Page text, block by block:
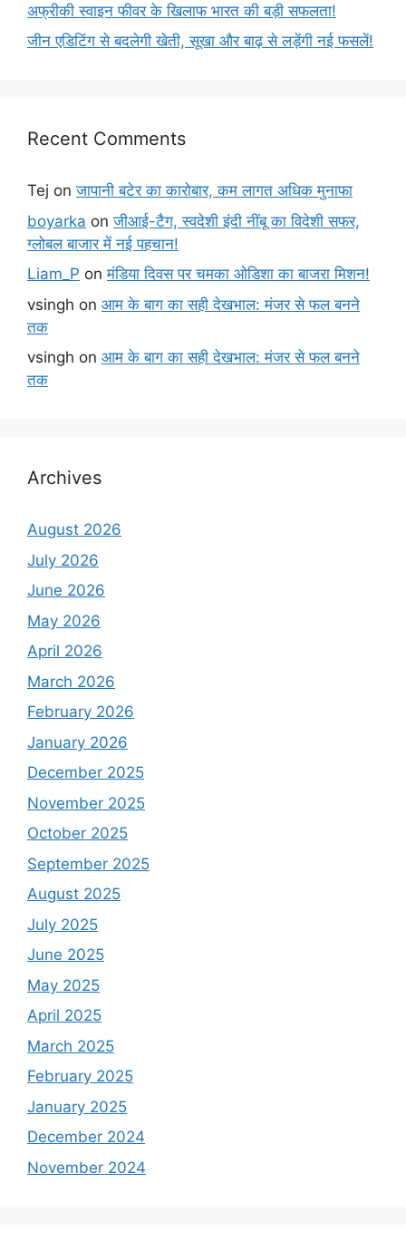
अफ्रीकी स्वाइन फीवर के खिलाफ भारत की बड़ी सफलता!
जीन एडिटिंग से बदलेगी खेती, सूखा और बाढ़ से लड़ेंगी नई फसलें!
Recent Comments
Tej onजापानी बटेर का कारोबार, कम लागत अधिक मुनाफा
boyarka onजीआई-टैग, स्वदेशी इंदी नींबू का विदेशी सफर,
ग्लोबल बाजार में नई पहचान!
Liam_P onमंडिया दिवस पर चमका ओडिशा का बाजरा मिशन!
vsingh on आम के बाग का सही देखभाल: मंजर से फल बनने
तक
vsingh on आम के बाग का सही देखभाल: मंजर से फल बनने
तक
Archives
August 2026
July 2026
June 2026
May 2026
April 2026
March 2026
February 2026
January 2026
December 2025
November 2025
October 2025
September 2025
August 2025
July 2025
June 2025
May 2025
April 2025
March 2025
February 2025
January 2025
December 2024
November 2024